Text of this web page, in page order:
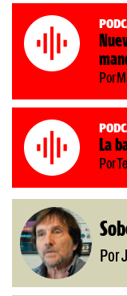
Por
La
Por
Por